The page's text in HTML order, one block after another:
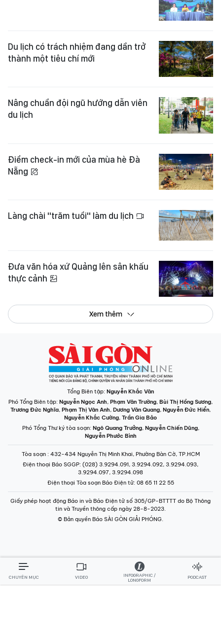
Du lịch có trách nhiệm đang dần trở
thành một tiêu chí mới
Nâng chuẩn đội ngũ hướng dẫn viên
du lịch
Điểm check-in mới của mùa hè Đà
Nẵng
Làng chài "trăm tuổi" làm du lịch
Đưa văn hóa xứ Quảng lên sân khấu
thực cảnh
Xem thêm
Tổng Biên tập: Nguyễn Khắc Văn
Phó Tổng Biên tập: Nguyễn Ngọc Anh, Phạm Văn Trường, Bùi Thị Hồng Sương,
Trương Đức Nghĩa, Phạm Thị Vân Anh, Dương Văn Quang, Nguyễn Đức Hiển,
Nguyễn Khắc Cường, Trần Gia Bảo
Phó Tổng Thư ký tòa soạn: Ngô Quang Trưởng, Nguyễn Chiến Dũng,
Nguyễn Phước Bình
Tòa soạn : 432-434 Nguyễn Thị Minh Khai, Phường Bàn Cờ, TP.HCM
Điện thoại Báo SGGP: (028) 3.9294.091, 3.9294.092, 3.9294.093,
3.9294.097, 3.9294.098
Điện thoại Tòa soạn Báo Điện tử: 08 65 11 22 55
Giấy phép hoạt động Báo in và Báo Điện tử số 305/GP-BTTTT do Bộ Thông
tin và Truyền thông cấp ngày 28-8-2023.
© Bản quyền Báo SÀI GÒN GIẢI PHÓNG.
CHUYÊN MỤC VIDEO
INFOGRAPHIC /
LONGFORM
PODCAST